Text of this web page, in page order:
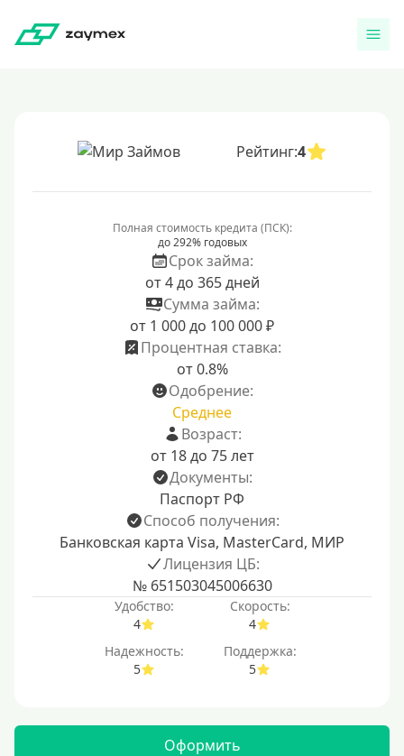
Рейтинг:4
Полная стоимость кредита (ПСК):
до 292% годовых
Срок займа:
от 4 до 365 дней
Сумма займа:
от 1 000 до 100 000 ₽
Процентная ставка:
от 0.8%
Одобрение:
Среднее
Возраст:
от 18 до 75 лет
Документы:
Паспорт РФ
Способ получения:
Банковская карта Visa, MasterCard, МИР
Лицензия ЦБ:
№ 651503045006630
Удобство:
4
Скорость:
4
Надежность:
5
Поддержка:
5
Оформить